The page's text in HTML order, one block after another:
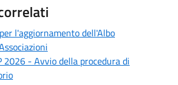
l'aggiornamento dell'Albo
2026 - Avvio della procedura di